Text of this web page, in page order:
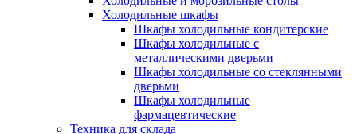
Холодильные шкафы
Шкафы холодильные кондитерские
Шкафы холодильные с
металлическими дверьми
Шкафы холодильные со стеклянными
дверьми
Шкафы холодильные
фармацевтические
Техника для склада